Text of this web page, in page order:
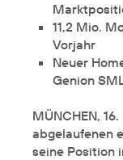
11,2 Mio.
Vorjahr
Neuer
Genion
MÜNCHEN,
abgelaufenen
seine Position